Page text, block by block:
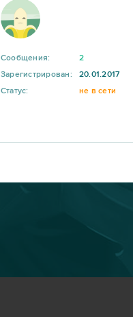
Сообщения:
2
Зарегистрирован:
20.01.2017
Статус:
не в сети